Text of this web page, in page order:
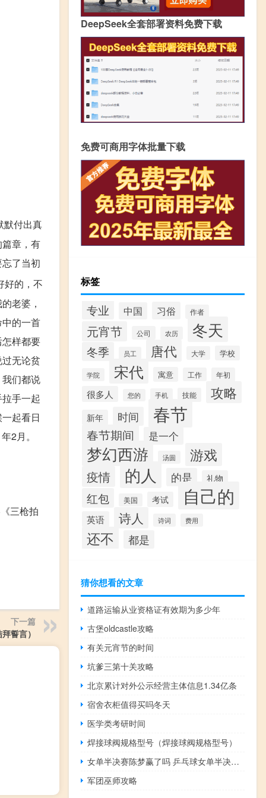
默付出真
章，有
了当初
好的，不
老婆，
的一首
样都要
无论贫
们都说
手一起
起看日
2月。
三枪拍
下一篇
誓言）
DeepSeek全套部署资料免费下载
免费可商用字体批量下载
标签
专业 中国 习俗 作者
元宵节 公司 农历 冬天
冬季 员工 唐代 大学 学校
学院 宋代 寓意 工作 年初
很多人 您的 手机 技能 攻略
新年 时间 春节
春节期间 是一个
梦幻西游 汤圆 游戏
疫情 的人 的是 礼物
红包 美国 考试 自己的
英语 诗人 诗词 费用
还不 都是
猜你想看的文章
道路运输从业资格证有效期为多少年
古堡oldcastle攻略
有关元宵节的时间
坑爹三第十关攻略
北京累计对外公示经营主体信息1.34亿条
宿舍衣柜值得买吗冬天
医学类考研时间
焊接球阀规格型号（焊接球阀规格型号）
女单半决赛陈梦赢了吗 乒乓球女单半决赛陈梦
军团巫师攻略